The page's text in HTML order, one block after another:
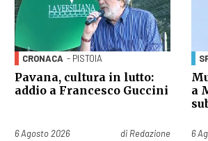
CRONACA - PISTOIA
Pavana, cultura in lutto:
addio a Francesco Guccini
Pubblicato il
6 Agosto 2026 di Redazione
a
6